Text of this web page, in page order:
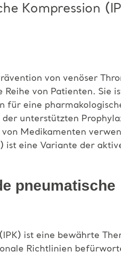
Kompression
von venöser
von Patienten. Sie
für eine
unterstützten
Medikamenten
eine Variante der
pneumatische
ist eine bewährte
Richtlinien